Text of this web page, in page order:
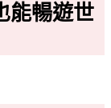
能暢遊世